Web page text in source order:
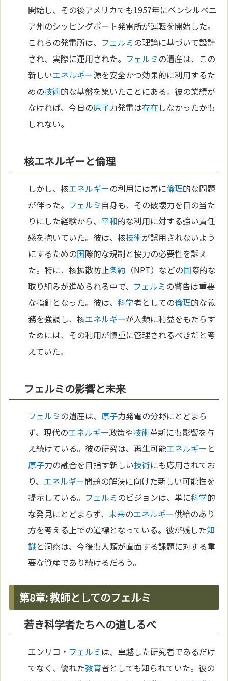
開始し、その後アメリカでも1957年にペンシルベニ
ア州のシッピングポート発電所が運転を開始した。
これらの発電所は、 フェルミの理論に基づいて設計
され、実際に運用された。 フェルミの遺産は、この
新しいエネルギー源を安全かつ効果的に利用するた
めの技術的な基盤を築いたことにある。彼の業績が
なければ、今日の原子力発電は存在しなかったかも
しれない。
核エネルギーと倫理
しかし、核エネルギーの利用には常に倫理的な問題
が伴った。 フェルミ 自身も、その破壊力を目の当た
りにした経験から、平和的な利用に対する強い責任
感を抱いていた。彼は、核技術が誤用されないよう
にするための国際的な規制と協力の必要性を訴え
た。特に、核拡散防止条約 （NPT）などの国際的な
取り組みが進められる中で、 フェルミの警告は重要
な指針となった。彼は、科学者としての倫理的な義
務を強調し、核エネルギーが人類に利益をもたらす
ためには、その利用が慎重に管理されるべきだと考
えていた。
フェルミの影響と未来
フェルミの遺産は、 原子力発電の分野にとどまら
ず、現代のエネルギー政策や技術革新にも影響を与
え続けている。彼の研究は、再生可能エネルギー と
原子力の融合を目指す新しい技術にも応用されてお
り、 エネルギー問題の解決に向けた新しい可能性を
提示している。 フェルミのビジョンは、単に科学的
な発見にとどまらず、未来のエネルギー供給のあり
方を考える上での道標となっている。彼が残した知
識と洞察は、今後も人類が直面する課題に対する重
要な資産であり続けるだろう。
第8章: 教師としてのフェルミ
若き科学者たちへの道しるべ
エンリコ・ フェルミは、卓越した研究者であるだけ
でなく、優れた教育者としても知られていた。彼の